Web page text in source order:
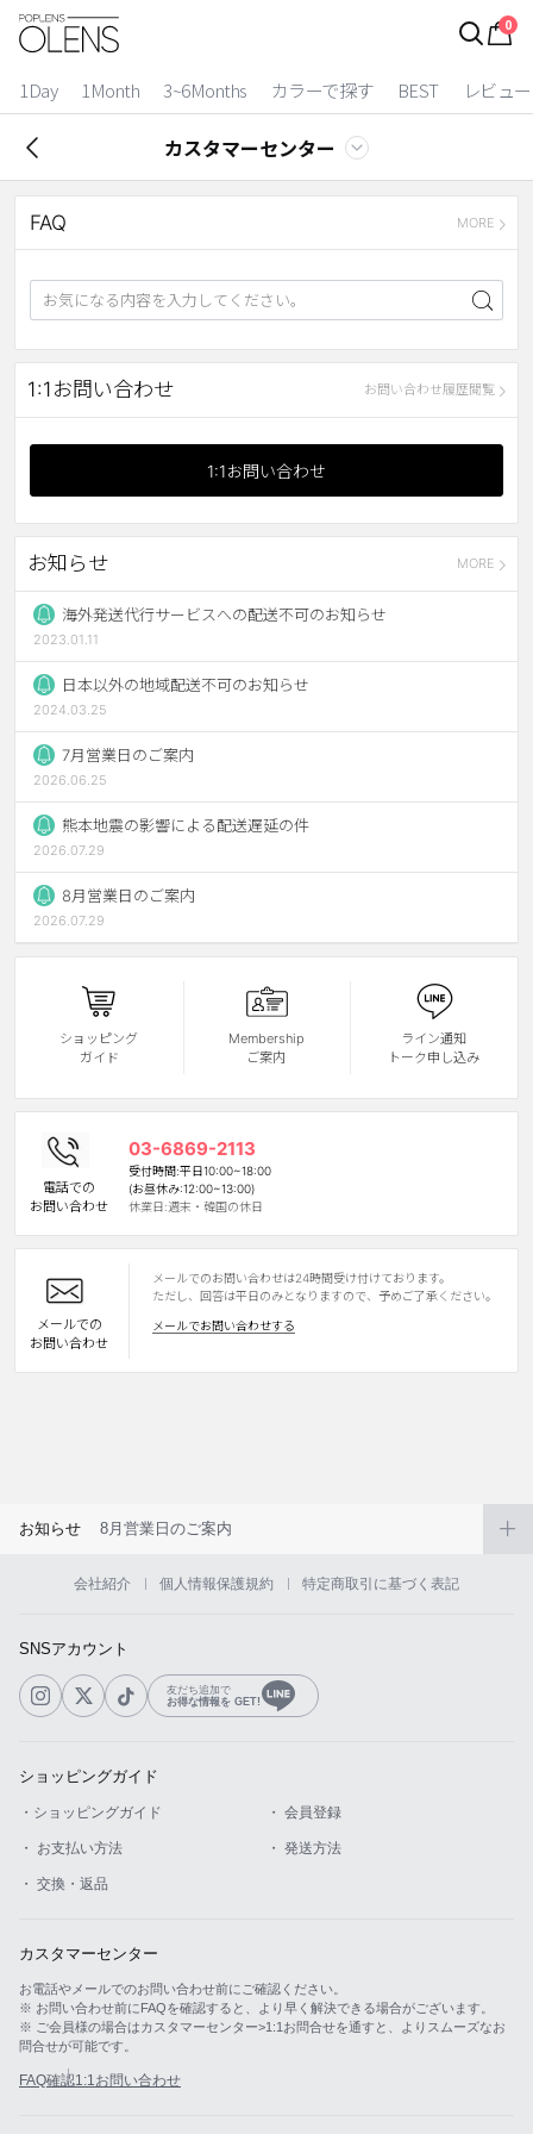
0
1Day 1Month 3~6Months カラーで探す BEST レビュー
ログイン
カラコン比較
今月限定特典
ベスト
カラコン
1 Day
カラー
ブラウン
グレー
ブラック
ヘーゼル
グリーン
ブルー
ピンク
透明
ハロウィンカラコン
ケア用品
レビュー
EYEしてる
総合掲示板
カスタマーサービス
ショッピングガイド
INSTAGRAM TWITTER LINE FACEBOOK
カスタマーセンター
FAQ MORE
1:1お問い合わせ
1:1お問い合わせ
お問い合わせ履歴閲覧
お知らせ
海外発送代行サービスへの配送不可のお知らせ
2023.01.11
日本以外の地域配送不可のお知らせ
2024.03.25
7月営業日のご案内
2026.06.25
熊本地震の影響による配送遅延の件
2026.07.29
8月営業日のご案内
2026.07.29
MORE
ショッピング
ガイド
Membership
ご案内
ライン通知
トーク申し込み
電話での
お問い合わせ
03-6869-2113
受付時間:平日10:00~18:00
(お昼休み:12:00~13:00)
休業日:週末・韓国の休日
メールでの
お問い合わせ
メールでのお問い合わせは24時間受け付けております。
ただし、回答は平日のみとなりますので、予めご了承ください。
メールでお問い合わせする
お知らせ 8月営業日のご案内
会社紹介 個人情報保護規約 特定商取引に基づく表記
SNSアカウント
友だち追加で
お得な情報を GET!
ショッピングガイド
・ショッピングガイド ・ 会員登録
・ お支払い方法 ・ 発送方法
・ 交換・返品
カスタマーセンター
お電話やメールでのお問い合わせ前にご確認ください。
※ お問い合わせ前にFAQを確認すると、より早く解決できる場合がございます。
※ ご会員様の場合はカスタマーセンター>1:1お問合せを通すと、よりスムーズなお
問合せが可能です。
FAQ確認1:1お問い合わせ